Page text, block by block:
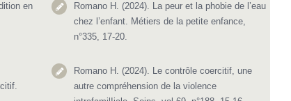
en
Romano H. (2024). La peur et la phobie de l’eau
chez l’enfant. Métiers de la petite enfance,
n°335, 17-20.
Romano H. (2024). Le contrôle coercitif, une
autre compréhension de la violence